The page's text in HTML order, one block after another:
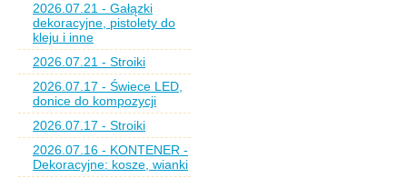
2026.07.21 - Gałązki
dekoracyjne, pistolety do
kleju i inne
2026.07.21 - Stroiki
2026.07.17 - Świece LED,
donice do kompozycji
2026.07.17 - Stroiki
2026.07.16 - KONTENER -
Dekoracyjne: kosze, wianki